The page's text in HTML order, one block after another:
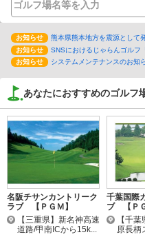
お知らせ
熊本県熊本地方を震源として
お知らせ
SNSにおけるじゃらんゴルフ
お知らせ
システムメンテナンスのお知
あなたにおすすめのゴルフ
名阪チサンカントリーク
ラブ 【ＰＧＭ】
【三重県】新名神高速
道路/甲南ICから15k...
千葉国際
ブ 【ＰＧ
【千
原長柄